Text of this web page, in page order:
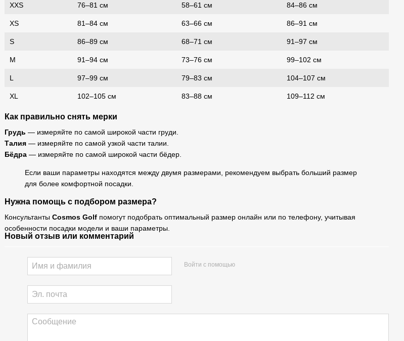
XXS 76–81 см 58–61 см 84–86 см
XS 81–84 см 63–66 см 86–91 см
S 86–89 см 68–71 см 91–97 см
M 91–94 см 73–76 см 99–102 см
L 97–99 см 79–83 см 104–107 см
XL 102–105 см 83–88 см 109–112 см
Как правильно снять мерки
Грудь — измеряйте по самой широкой части груди.
Талия— измеряйте по самой узкой части талии.
Бёдра— измеряйте по самой широкой части бёдер.
Если ваши параметры находятся между двумя размерами, рекомендуем выбрать больший размер
для более комфортной посадки.
Нужна помощь с подбором размера?
Консультанты Cosmos Golfпомогут подобрать оптимальный размер онлайн или по телефону, учитывая
особенности посадки модели и ваши параметры.
Новый отзыв или комментарий
Войти с помощью